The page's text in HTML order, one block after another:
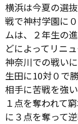
横浜は今夏の選
戦で神村学園に
ムは、２年生の
どによってリニ
神奈川での戦い
生田に10対０で
相手に苦戦を強
１点を奪われて
に３点を奪って